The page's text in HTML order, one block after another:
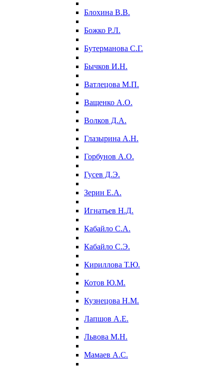
Блохина В.В.
Божко Р.Л.
Бутерманова С.Г.
Бычков И.Н.
Ватлецова М.П.
Ващенко А.О.
Волков Д.А.
Глазырина А.Н.
Горбунов А.О.
Гусев Д.Э.
Зерин Е.А.
Игнатьев Н.Д.
Кабайло С.А.
Кабайло С.Э.
Кириллова Т.Ю.
Котов Ю.М.
Кузнецова Н.М.
Лапшов А.Е.
Львова М.Н.
Мамаев А.С.